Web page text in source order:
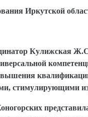
Иркутской
Кулижская Ж.С.
стимулирующими